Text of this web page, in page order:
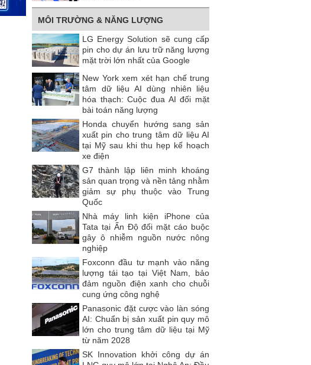
MÔI TRƯỜNG & NĂNG LƯỢNG
LG Energy Solution sẽ cung cấp
pin cho dự án lưu trữ năng lượng
mặt trời lớn nhất của Google
New York xem xét hạn chế trung
tâm dữ liệu AI dùng nhiên liệu
hóa thạch: Cuộc đua AI đối mặt
bài toán năng lượng
Honda chuyển hướng sang sản
xuất pin cho trung tâm dữ liệu AI
tại Mỹ sau khi thu hẹp kế hoạch
xe điện
G7 thành lập liên minh khoáng
sản quan trọng và nền tảng nhằm
giảm sự phụ thuộc vào Trung
Quốc
Nhà máy linh kiện iPhone của
Tata tại Ấn Độ đối mặt cáo buộc
gây ô nhiễm nguồn nước nông
nghiệp
Foxconn đầu tư mạnh vào năng
lượng tái tạo tại Việt Nam, bảo
đảm nguồn điện xanh cho chuỗi
cung ứng công nghệ
Panasonic đặt cược vào làn sóng
AI: Chuẩn bị sản xuất pin quy mô
lớn cho trung tâm dữ liệu tại Mỹ
từ năm 2028
SK Innovation khởi công dự án